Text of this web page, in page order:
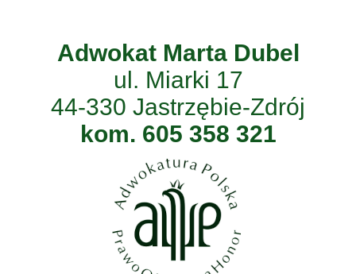
Adwokat Marta Dubel
ul. Miarki 17
44-330 Jastrzębie-Zdrój
kom. 605 358 321